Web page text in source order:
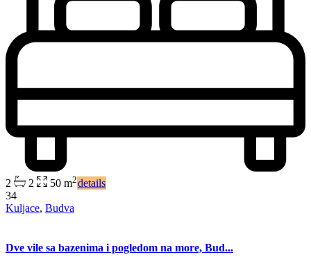
2 2 50 m2details
34
Kuljace, Budva
Dve vile sa bazenima i pogledom na more, Bud...